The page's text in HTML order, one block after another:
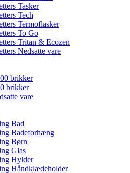
Tasker
Tech
Termoflasker
To Go
Tritan & Ecozen
Nedsatte vare
brikker
brikker
vare
Bad
Badeforhæng
Børn
Glas
Hylder
Håndklædeholder